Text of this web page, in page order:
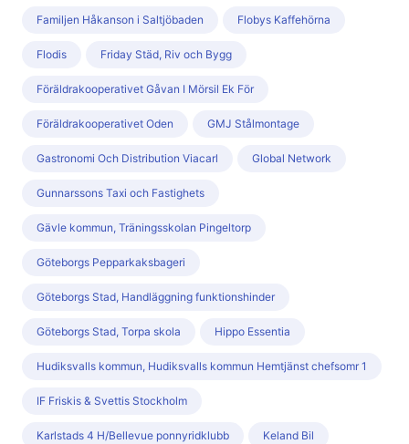
Familjen Håkanson i Saltjöbaden Flobys Kaffehörna
Flodis Friday Städ, Riv och Bygg
Föräldrakooperativet Gåvan I Mörsil Ek För
Föräldrakooperativet Oden GMJ Stålmontage
Gastronomi Och Distribution Viacarl Global Network
Gunnarssons Taxi och Fastighets
Gävle kommun, Träningsskolan Pingeltorp
Göteborgs Pepparkaksbageri
Göteborgs Stad, Handläggning funktionshinder
Göteborgs Stad, Torpa skola Hippo Essentia
Hudiksvalls kommun, Hudiksvalls kommun Hemtjänst chefsomr 1
IF Friskis & Svettis Stockholm
Karlstads 4 H/Bellevue ponnyridklubb Keland Bil